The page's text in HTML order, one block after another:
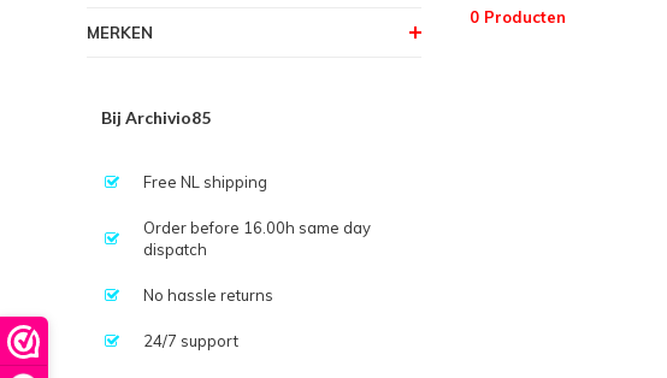
MERKEN
Bij Archivio85
Free NL shipping
Order before 16.00h same day
dispatch
No hassle returns
24/7 support
0 Producten